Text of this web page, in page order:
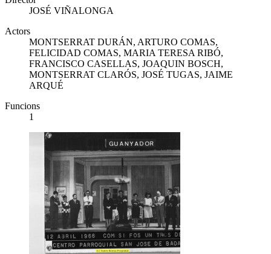
JOSÉ VIÑALONGA
Actors
MONTSERRAT DURÁN, ARTURO COMAS,
FELICIDAD COMAS, MARIA TERESA RIBÓ,
FRANCISCO CASELLAS, JOAQUIN BOSCH,
MONTSERRAT CLARÓS, JOSÉ TUGAS, JAIME
ARQUÉ
Funcions
1